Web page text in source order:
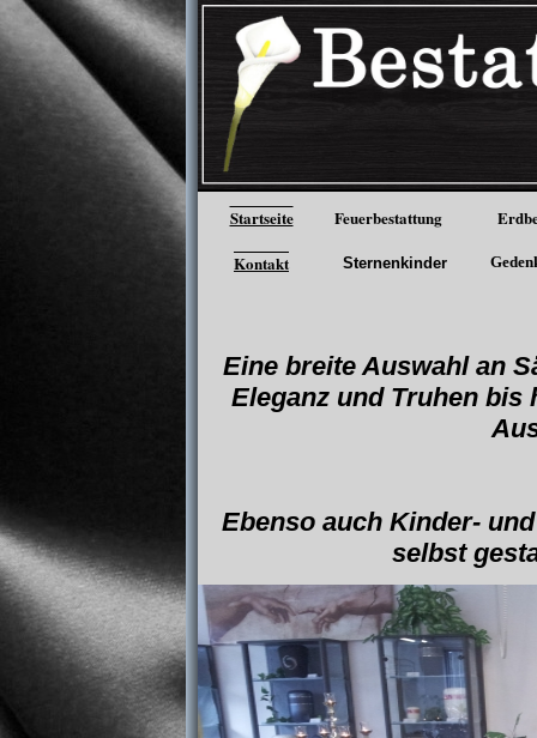
Startseite Feuerbestattung
Kontakt
Sternenkinder
Eine breite Auswahl an
Eleganz und Truhen bis
Ebenso auch Kinder-
selbst